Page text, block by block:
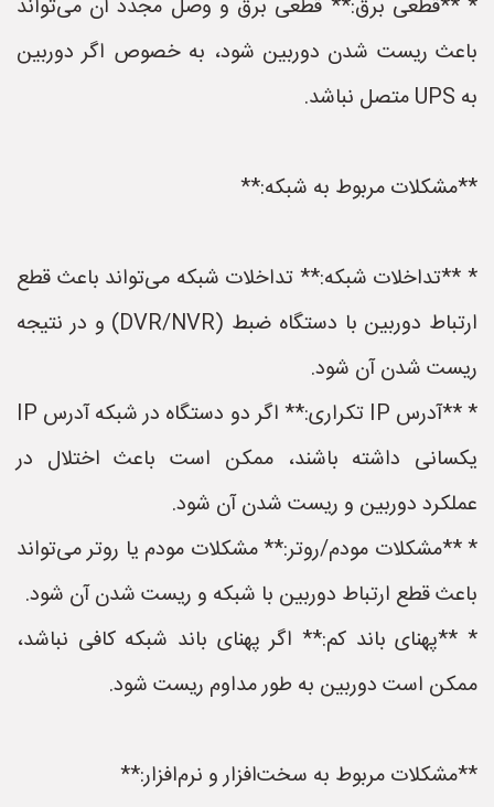
* **قطعی برق:** قطعی برق و وصل مجدد آن می‌تواند
باعث ریست شدن دوربین شود، به خصوص اگر دوربین
به UPS متصل نباشد.
**مشکلات مربوط به شبکه:**
* **تداخلات شبکه:** تداخلات شبکه می‌تواند باعث قطع
ارتباط دوربین با دستگاه ضبط (DVR/NVR) و در نتیجه
ریست شدن آن شود.
* **آدرس IP تکراری:** اگر دو دستگاه در شبکه آدرس IP
یکسانی داشته باشند، ممکن است باعث اختلال در
عملکرد دوربین و ریست شدن آن شود.
* **مشکلات مودم/روتر:** مشکلات مودم یا روتر می‌تواند
باعث قطع ارتباط دوربین با شبکه و ریست شدن آن شود.
* **پهنای باند کم:** اگر پهنای باند شبکه کافی نباشد،
ممکن است دوربین به طور مداوم ریست شود.
**مشکلات مربوط به سخت‌افزار و نرم‌افزار:**